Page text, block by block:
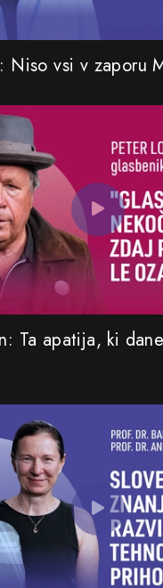
Niso vsi v zaporu
Ta apatija, ki